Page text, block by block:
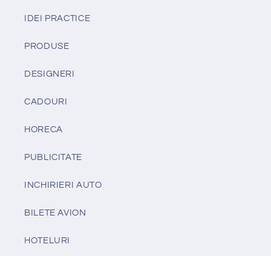
IDEI PRACTICE
PRODUSE
DESIGNERI
CADOURI
HORECA
PUBLICITATE
INCHIRIERI AUTO
BILETE AVION
HOTELURI